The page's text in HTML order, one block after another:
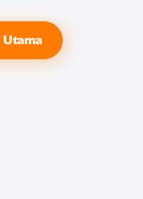
Utama